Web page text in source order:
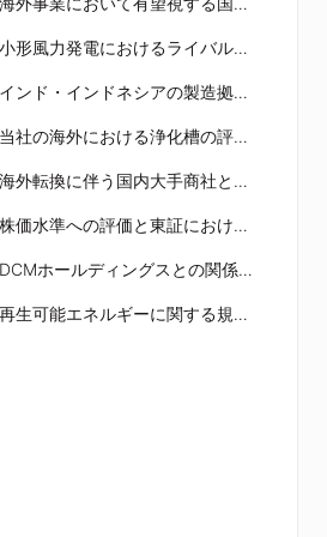
質疑応答：小形風力発電におけるライバル会社についてと自社の強み・特徴について
質疑応答：インド・インドネシアの製造拠点の稼働状況についてとアフリカでの製造拠点計画について
質疑応答：当社の海外における浄化槽の評判および強みについて
質疑応答：海外転換に伴う国内大手商社との連の可能性について
質疑応答：株価水準への評価と東証における市場替えの見通しについて
質疑応答：DCMホールディングスとの関係性について
質疑応答：再生可能エネルギーに関する規制緩和の期待について